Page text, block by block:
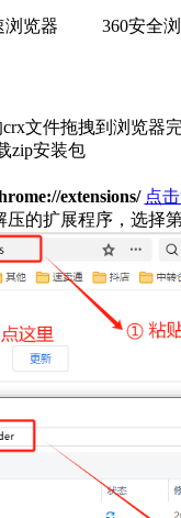
浏览器 360安全
文件拖拽到浏览器
zip安装包
extensions/ 点
的扩展程序，选择